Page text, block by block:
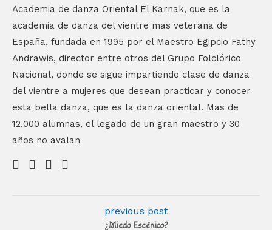
Academia de danza Oriental El Karnak, que es la
academia de danza del vientre mas veterana de
España, fundada en 1995 por el Maestro Egipcio Fathy
Andrawis, director entre otros del Grupo Folclórico
Nacional, donde se sigue impartiendo clase de danza
del vientre a mujeres que desean practicar y conocer
esta bella danza, que es la danza oriental. Mas de
12.000 alumnas, el legado de un gran maestro y 30
años no avalan
previous post
¿Miedo Escénico?